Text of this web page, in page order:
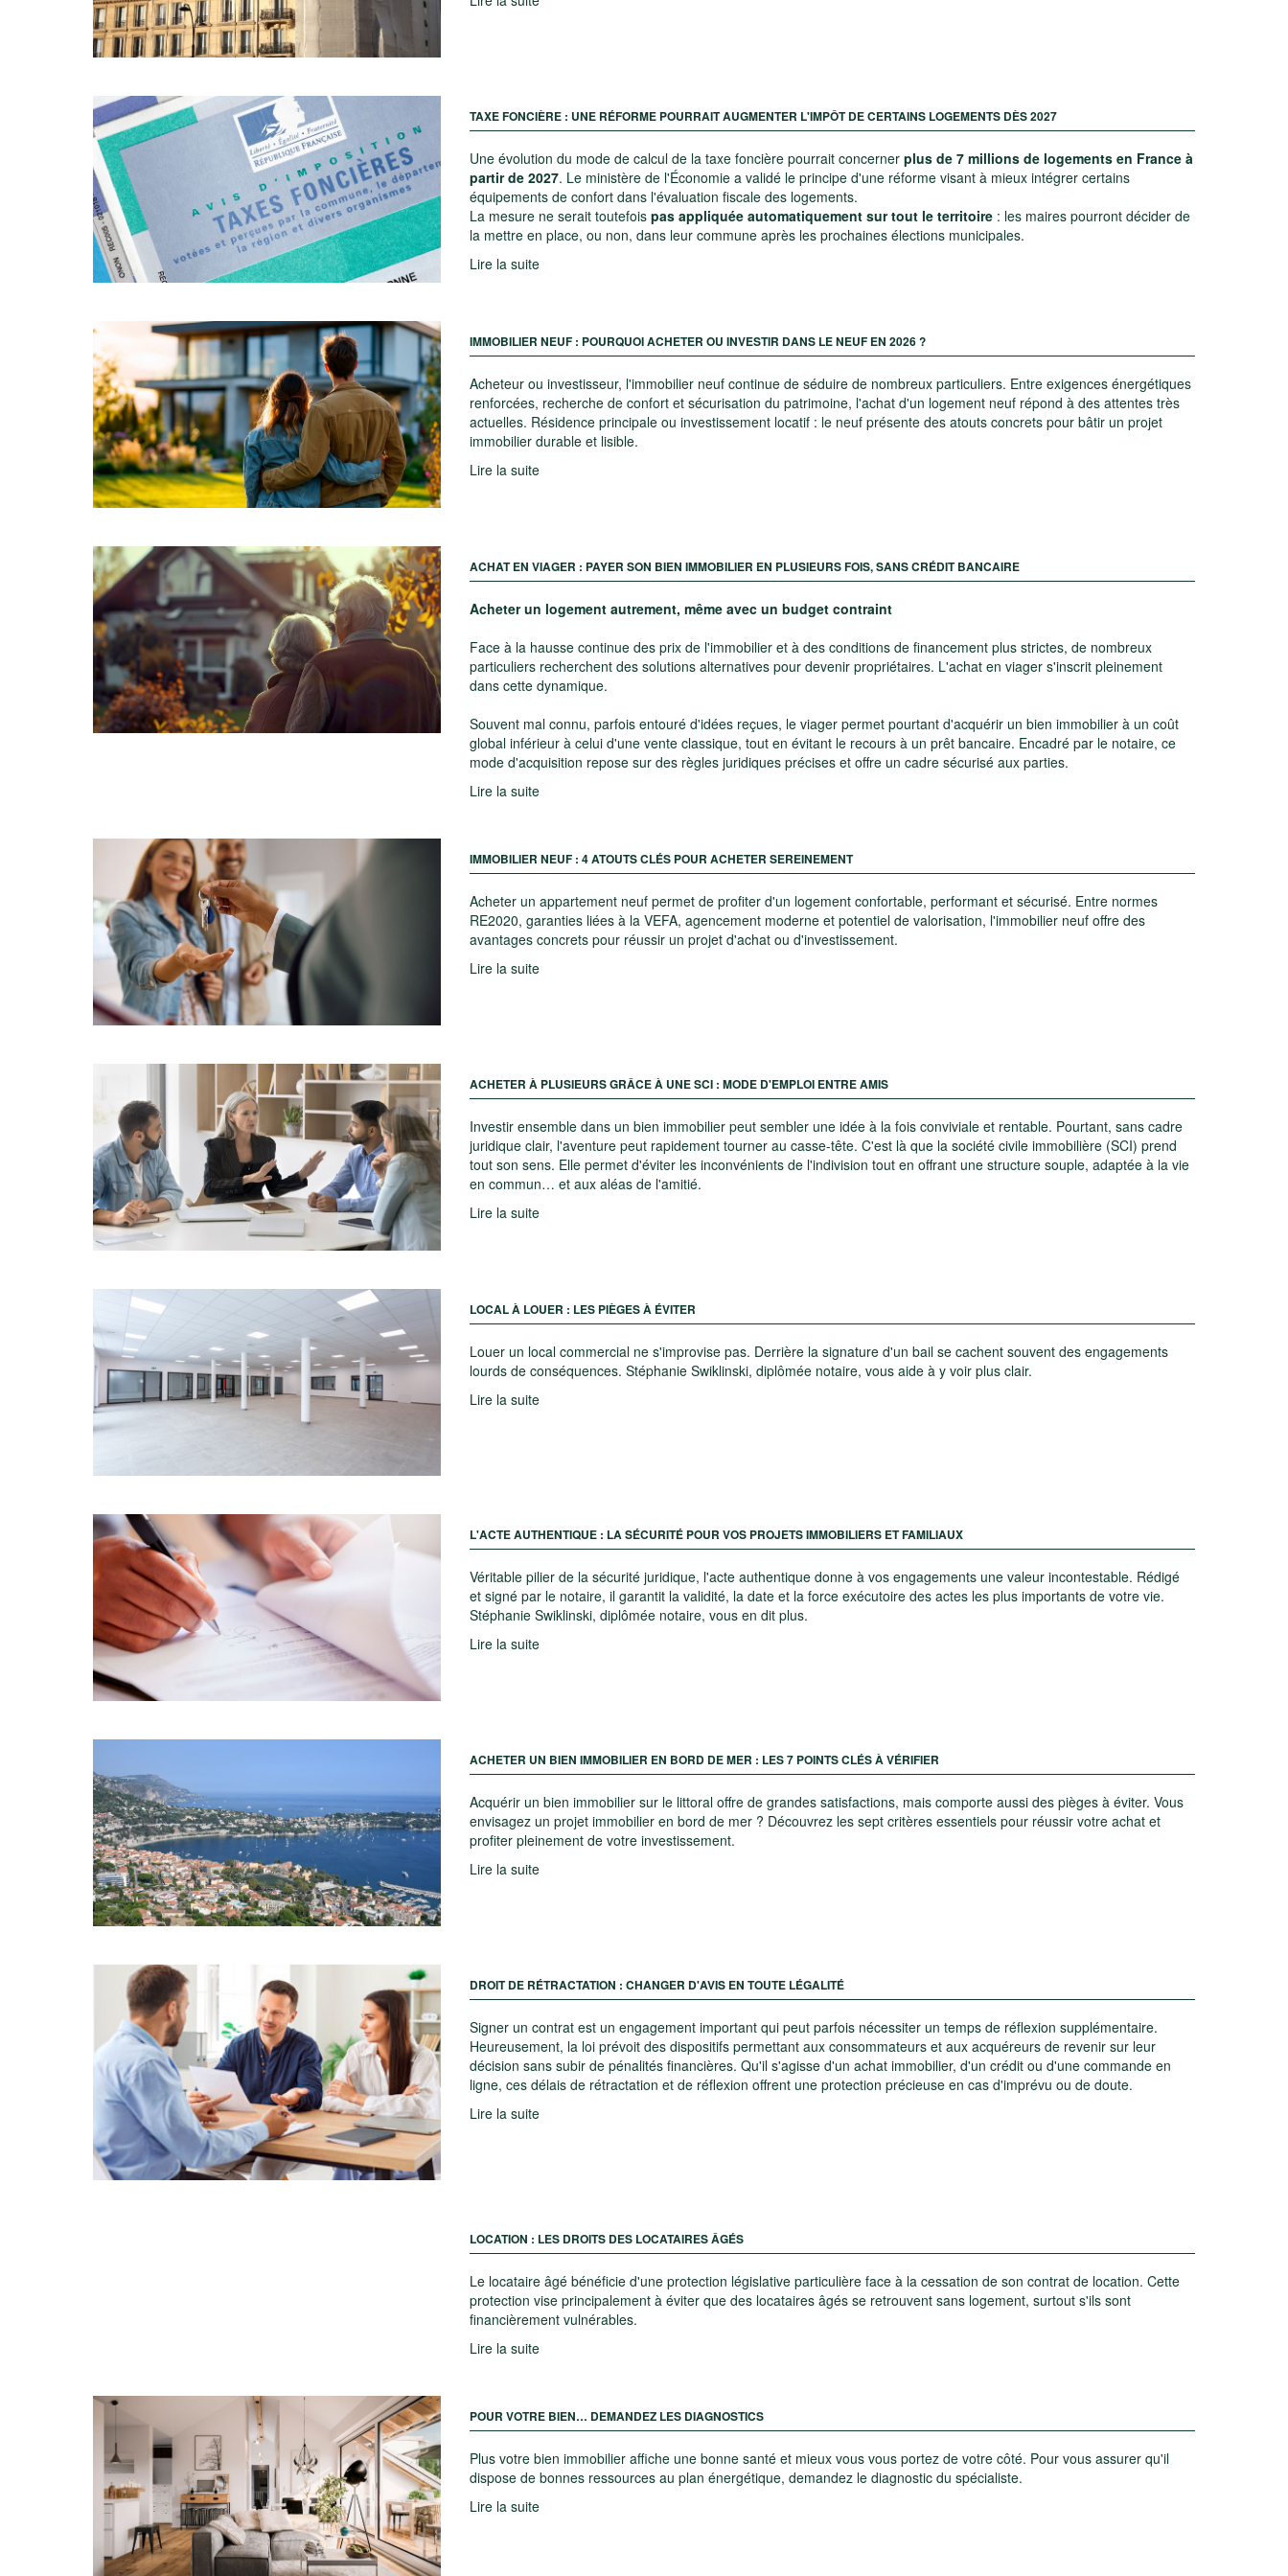
TAXE FONCIÈRE : UNE RÉFORME POURRAIT AUGMENTER L'IMPÔT DE CERTAINS LOGEMENTS DÈS 2027
Une évolution du mode de calcul de la taxe foncière pourrait concernerplus de 7 millions de logements en France à
partir de 2027. Le ministère de l'Économie a validé le principe d'une réforme visant à mieux intégrer certains
équipements de confort dans l'évaluation fiscale des logements.
La mesure ne serait toutefoispas appliquée automatiquement sur tout le territoire : les maires pourront décider de
la mettre en place, ou non, dans leur commune après les prochaines élections municipales.
Lire la suite
IMMOBILIER NEUF : POURQUOI ACHETER OU INVESTIR DANS LE NEUF EN 2026 ?
Acheteur ou investisseur, l'immobilier neuf continue de séduire de nombreux particuliers. Entre exigences énergétiques
renforcées, recherche de confort et sécurisation du patrimoine, l'achat d'un logement neuf répond à des attentes très
actuelles. Résidence principale ou investissement locatif : le neuf présente des atouts concrets pour bâtir un projet
immobilier durable et lisible.
Lire la suite
ACHAT EN VIAGER : PAYER SON BIEN IMMOBILIER EN PLUSIEURS FOIS, SANS CRÉDIT BANCAIRE
Acheter un logement autrement, même avec un budget contraint
Face à la hausse continue des prix de l'immobilier et à des conditions de financement plus strictes, de nombreux
particuliers recherchent des solutions alternatives pour devenir propriétaires. L'achat en viager s'inscrit pleinement
dans cette dynamique.
Souvent mal connu, parfois entouré d'idées reçues, le viager permet pourtant d'acquérir un bien immobilier à un coût
global inférieur à celui d'une vente classique, tout en évitant le recours à un prêt bancaire. Encadré par le notaire, ce
mode d'acquisition repose sur des règles juridiques précises et offre un cadre sécurisé aux parties.
Lire la suite
IMMOBILIER NEUF : 4 ATOUTS CLÉS POUR ACHETER SEREINEMENT
Acheter un appartement neuf permet de profiter d'un logement confortable, performant et sécurisé. Entre normes
RE2020, garanties liées à la VEFA, agencement moderne et potentiel de valorisation, l'immobilier neuf offre des
avantages concrets pour réussir un projet d'achat ou d'investissement.
Lire la suite
ACHETER À PLUSIEURS GRÂCE À UNE SCI : MODE D'EMPLOI ENTRE AMIS
Investir ensemble dans un bien immobilier peut sembler une idée à la fois conviviale et rentable. Pourtant, sans cadre
juridique clair, l'aventure peut rapidement tourner au casse-tête. C'est là que la société civile immobilière (SCI) prend
tout son sens. Elle permet d'éviter les inconvénients de l'indivision tout en offrant une structure souple, adaptée à la vie
en commun… et aux aléas de l'amitié.
Lire la suite
LOCAL À LOUER : LES PIÈGES À ÉVITER
Louer un local commercial ne s'improvise pas. Derrière la signature d'un bail se cachent souvent des engagements
lourds de conséquences. Stéphanie Swiklinski, diplômée notaire, vous aide à y voir plus clair.
Lire la suite
L'ACTE AUTHENTIQUE : LA SÉCURITÉ POUR VOS PROJETS IMMOBILIERS ET FAMILIAUX
Véritable pilier de la sécurité juridique, l'acte authentique donne à vos engagements une valeur incontestable. Rédigé
et signé par le notaire, il garantit la validité, la date et la force exécutoire des actes les plus importants de votre vie.
Stéphanie Swiklinski, diplômée notaire, vous en dit plus.
Lire la suite
ACHETER UN BIEN IMMOBILIER EN BORD DE MER : LES 7 POINTS CLÉS À VÉRIFIER
Acquérir un bien immobilier sur le littoral offre de grandes satisfactions, mais comporte aussi des pièges à éviter. Vous
envisagez un projet immobilier en bord de mer ? Découvrez les sept critères essentiels pour réussir votre achat et
profiter pleinement de votre investissement.
Lire la suite
DROIT DE RÉTRACTATION : CHANGER D'AVIS EN TOUTE LÉGALITÉ
Signer un contrat est un engagement important qui peut parfois nécessiter un temps de réflexion supplémentaire.
Heureusement, la loi prévoit des dispositifs permettant aux consommateurs et aux acquéreurs de revenir sur leur
décision sans subir de pénalités financières. Qu'il s'agisse d'un achat immobilier, d'un crédit ou d'une commande en
ligne, ces délais de rétractation et de réflexion offrent une protection précieuse en cas d'imprévu ou de doute.
Lire la suite
LOCATION : LES DROITS DES LOCATAIRES ÂGÉS
Le locataire âgé bénéficie d'une protection législative particulière face à la cessation de son contrat de location. Cette
protection vise principalement à éviter que des locataires âgés se retrouvent sans logement, surtout s'ils sont
financièrement vulnérables.
Lire la suite
POUR VOTRE BIEN… DEMANDEZ LES DIAGNOSTICS
Plus votre bien immobilier affiche une bonne santé et mieux vous vous portez de votre côté. Pour vous assurer qu'il
dispose de bonnes ressources au plan énergétique, demandez le diagnostic du spécialiste.
Lire la suite